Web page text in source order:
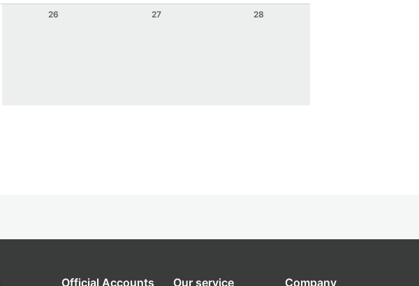
26 27 28
Official Accounts Our service Company